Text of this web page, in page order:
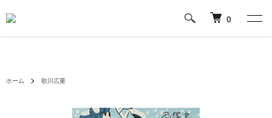
0
ホーム 歌川広重